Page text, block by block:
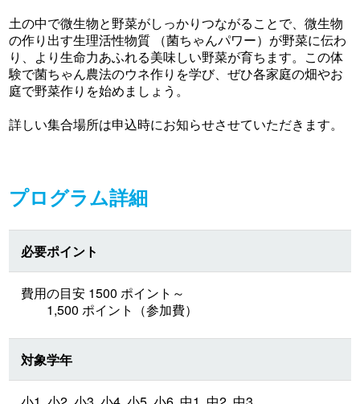
土の中で微生物と野菜がしっかりつながることで、微生物
の作り出す生理活性物質 （菌ちゃんパワー）が野菜に伝わ
り、より生命力あふれる美味しい野菜が育ちます。この体
験で菌ちゃん農法のウネ作りを学び、ぜひ各家庭の畑やお
庭で野菜作りを始めましょう。
詳しい集合場所は申込時にお知らせさせていただきます。
プログラム詳細
必要ポイント
費用の目安 1500 ポイント～
1,500 ポイント（参加費）
対象学年